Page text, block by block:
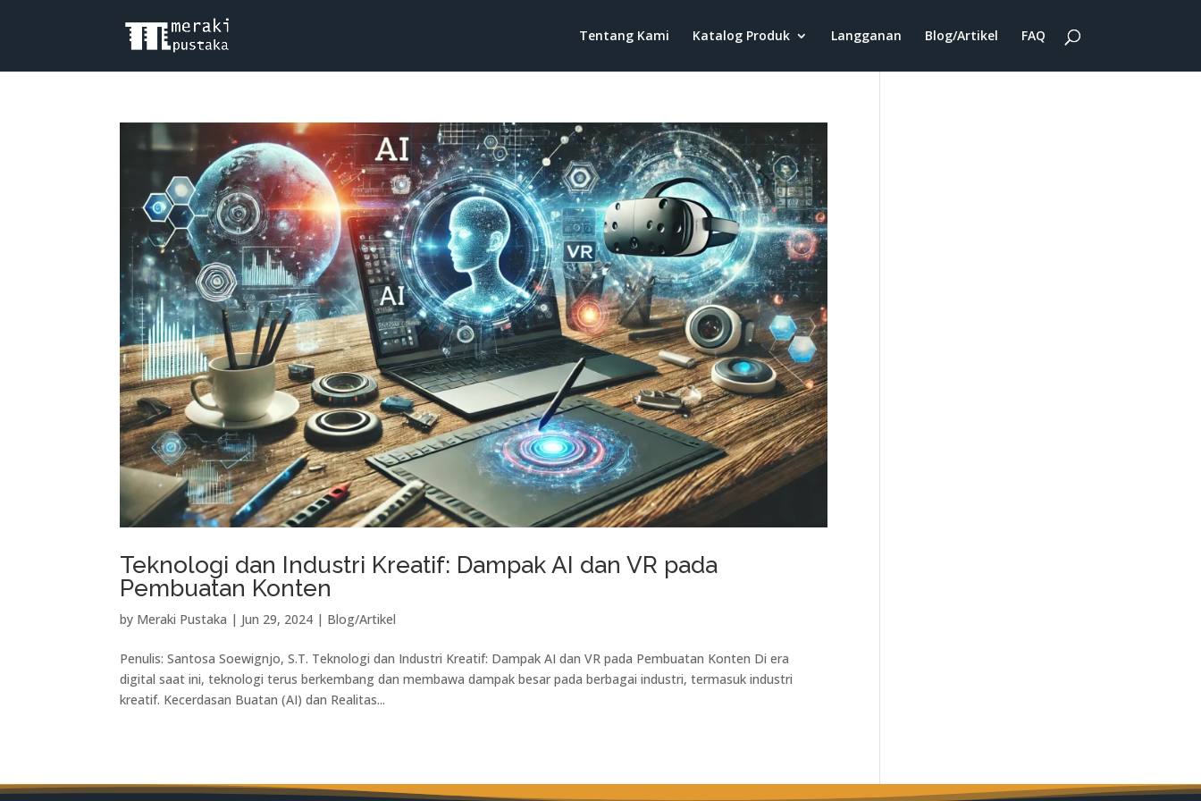
Tentang Kami Katalog Produk Langganan Blog/Artikel FAQ
Teknologi dan Industri Kreatif: Dampak AI dan VR pada
Pembuatan Konten
by Meraki Pustaka | Jun 29, 2024 | Blog/Artikel
Penulis: Santosa Soewignjo, S.T. Teknologi dan Industri Kreatif: Dampak AI dan VR pada Pembuatan Konten Di era
digital saat ini, teknologi terus berkembang dan membawa dampak besar pada berbagai industri, termasuk industri
kreatif. Kecerdasan Buatan (AI) dan Realitas...